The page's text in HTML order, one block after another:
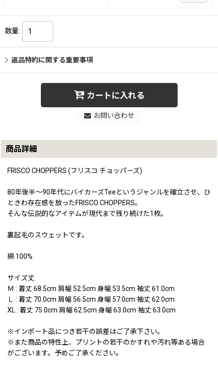
数量:
返品特約に関する重要事項
カートに入れる
お問い合わせ
商品詳細
FRISCO CHOPPERS (フリスコ チョッパーズ)
80年後半〜90年代にバイカーズTeeというジャンルを確立させ、ひ
ときわ存在感を放ったFRISCO CHOPPERS。
そんな伝説的なアイテムが現代まで残り続けた1枚。
裏起毛のスウェットです。
綿 100%
サイズ丈
Ｍ : 着丈 68.5cm 肩幅 52.5cm 身幅 53.5cm 袖丈 61.0cm
Ｌ : 着丈 70.0cm 肩幅 56.5cm 身幅 57.0cm 袖丈 62.0cm
XL : 着丈 75.0cm 肩幅 62.5cm 身幅 63.0cm 袖丈 63.0cm
※インポート品につき若干の誤差はご了承下さい。
※また商品の特性上、プリントの若干のかすれや汚れ等ある場合
がございます。予めご了承ください。